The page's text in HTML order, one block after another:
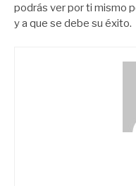
podrás ver por ti mismo
y a que se debe su éxito.